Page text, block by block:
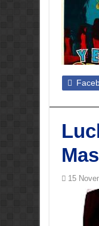
15